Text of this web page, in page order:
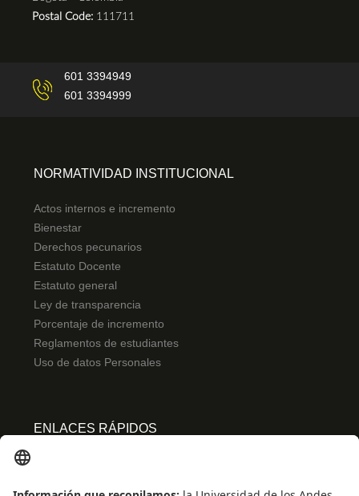
Postal Code: 111711
601 3394949
601 3394999
NORMATIVIDAD INSTITUCIONAL
Actos internos e incremento
Bienestar
Derechos pecunarios
Estatuto Docente
Estatuto general
Ley de transparencia
Porcentaje de incremento
Reglamentos de estudiantes
Uso de datos Personales
ENLACES RÁPIDOS